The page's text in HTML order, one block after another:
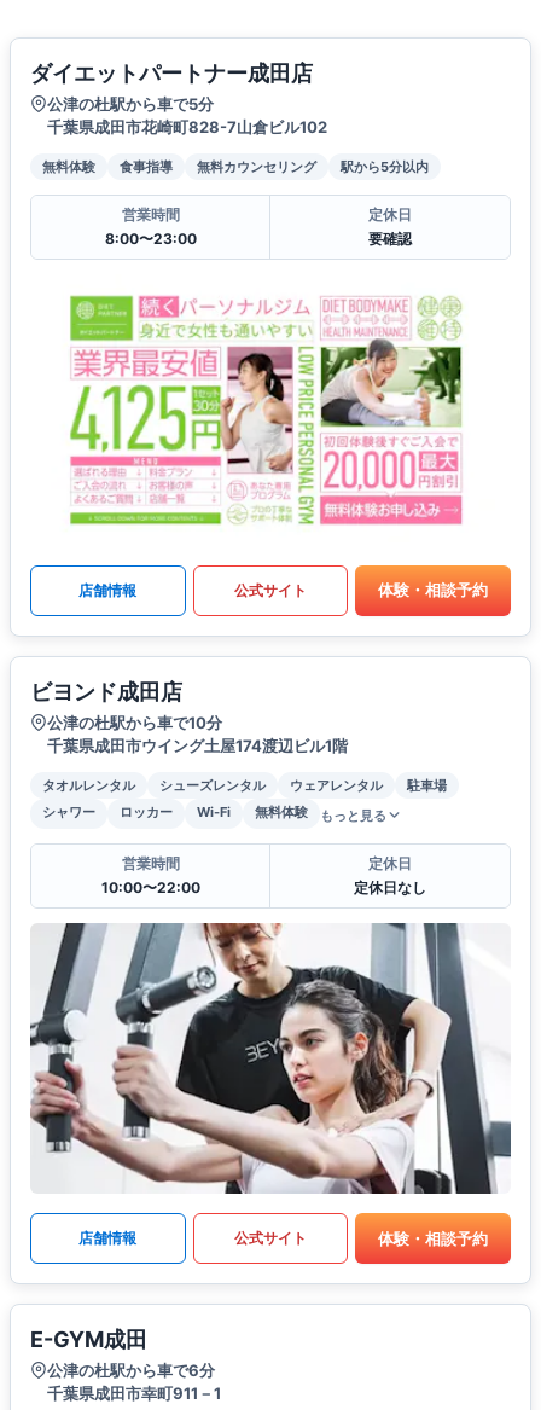
ダイエットパートナー成田店
公津の杜駅から車で5分
千葉県成田市花崎町828-7山倉ビル102
無料体験 食事指導 無料カウンセリング 駅から5分以内
営業時間
8:00〜23:00
定休日
要確認
店舗情報 公式サイト 体験・相談予約
ビヨンド成田店
公津の杜駅から車で10分
千葉県成田市ウイング土屋174渡辺ビル1階
タオルレンタル シューズレンタル ウェアレンタル
駐車場
シャワー
ロッカー Wi-Fi 無料体験 もっと見る
営業時間
10:00〜22:00
定休日
定休日なし
店舗情報 公式サイト 体験・相談予約
E-GYM成田
公津の杜駅から車で6分
千葉県成田市幸町911－1